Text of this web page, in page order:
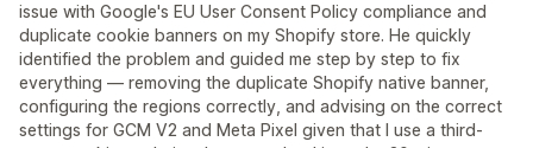
issue with Google's EU User Consent Policy compliance and
duplicate cookie banners on my Shopify store. He quickly
identified the problem and guided me step by step to fix
everything — removing the duplicate Shopify native banner,
configuring the regions correctly, and advising on the correct
settings for GCM V2 and Meta Pixel given that I use a third-